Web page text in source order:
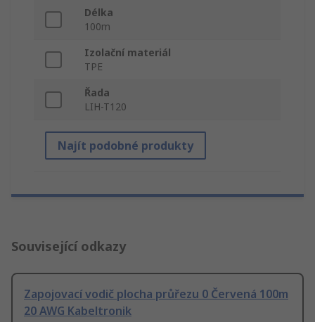
Délka
100m
Izolační materiál
TPE
Řada
LIH-T120
Najít podobné produkty
Související odkazy
Zapojovací vodič plocha průřezu 0 Červená 100m
20 AWG Kabeltronik